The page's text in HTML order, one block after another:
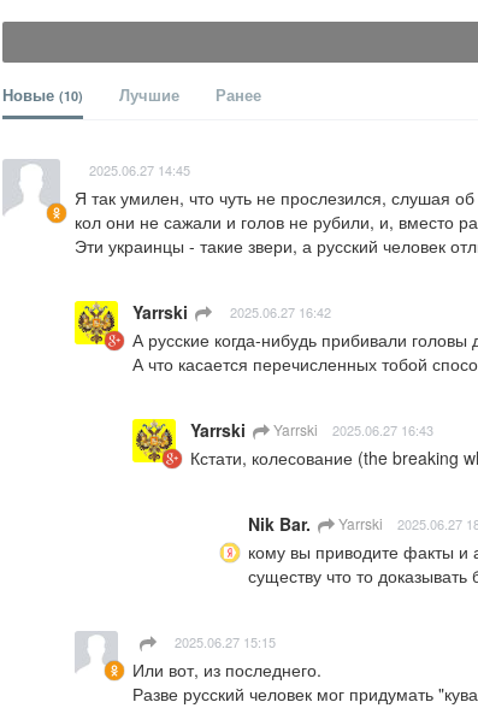
Новые (10) Лучшие Ранее
2025.06.27 14:45
Я так умилен, что чуть не прослезился, слушая
кол они не сажали и голов не рубили, и, вместо
Эти украинцы - такие звери, а русский человек
Yarrski 2025.06.27 16:42
А русские когда-нибудь прибивали
А что касается перечисленных тобой
Yarrski Yarrski 2025.06.27 16:43
Кстати, колесование (the breaking
Nik Bar. Yarrski 2025.06.27
кому вы приводите факты и
существу что то
2025.06.27 15:15
Или вот, из последнего.
Разве русский человек мог придумать